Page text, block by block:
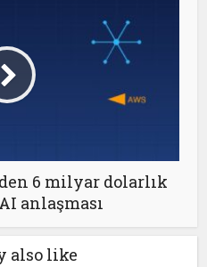
6 milyar dolarlık
anlaşması
also like